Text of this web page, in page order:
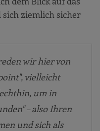
sich ziemlich sicher
wir hier von
vielleicht
um in
– also Ihren
und sich als